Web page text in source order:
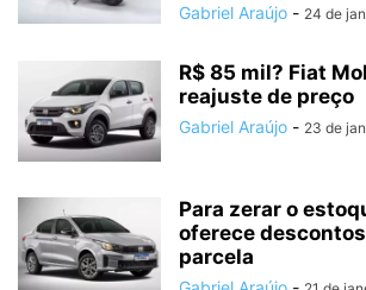
Gabriel Araújo - 24 de
R$ 85 mil? Fiat
reajuste de preço
Gabriel Araújo - 23 de
Para zerar o
oferece
parcela